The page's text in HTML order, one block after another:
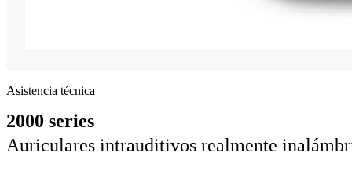
Asistencia técnica
2000 series
Auriculares intrauditivos realmente